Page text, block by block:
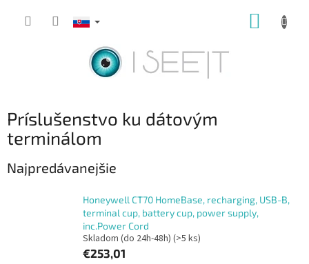
Príslušenstvo ku dátovým
terminálom
Najpredávanejšie
Honeywell CT70 HomeBase, recharging, USB-B,
terminal cup, battery cup, power supply,
inc.Power Cord
Skladom (do 24h-48h) (>5 ks)
€253,01